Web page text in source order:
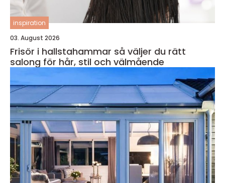
inspiration
03. August 2026
Frisör i hallstahammar så väljer du rätt
salong för hår, stil och välmående